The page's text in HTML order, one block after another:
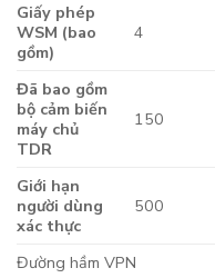
Giấy phép
WSM (bao
gồm)
4
Đã bao gồm
bộ cảm biến
máy chủ
TDR
150
Giới hạn
người dùng
xác thực
500
Đường hầm VPN